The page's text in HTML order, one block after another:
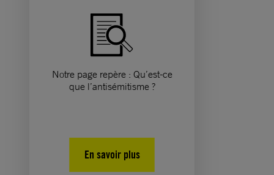
Notre page repère : Qu’est-ce
que l’antisémitisme ?
En savoir plus